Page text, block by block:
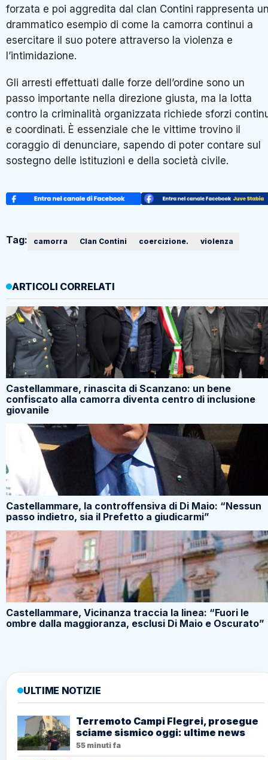
forzata e poi aggredita dal clan Contini rappresenta
drammatico esempio di come la camorra continui a
esercitare il suo potere attraverso la violenza e
l’intimidazione.
Gli arresti effettuati dalle forze dell’ordine sono un
passo importante nella direzione giusta, ma la lotta
contro la criminalità organizzata richiede sforzi
e coordinati. È essenziale che le vittime trovino il
coraggio di denunciare, sapendo di poter contare sul
sostegno delle istituzioni e della società civile.
Tag: camorra Clan Contini coercizione. violenza
ARTICOLI CORRELATI
Castellammare, rinascita di Scanzano: un bene
confiscato alla camorra diventa centro di inclusione
giovanile
Castellammare, la controffensiva di Di Maio: “Nessun
passo indietro, sia il Prefetto a giudicarmi”
Castellammare, Vicinanza traccia la linea: “Fuori le
ombre dalla maggioranza, esclusi Di Maio e Oscurato”
ULTIME NOTIZIE
Terremoto Campi Flegrei, prosegue
sciame sismico oggi: ultime news
55 minuti fa